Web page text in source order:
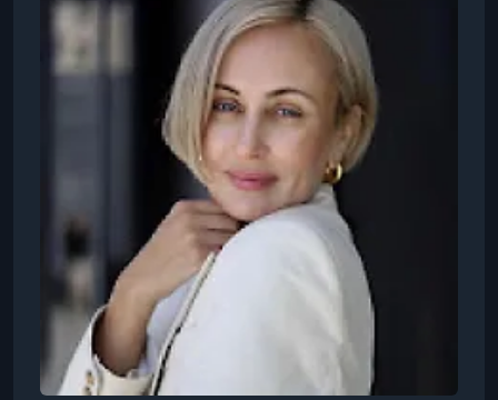
творческие горизонты и найти новые
источники вдохновения.